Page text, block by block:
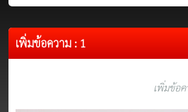
เพิ่มข้อความ : 1
เพิ่มข้อ